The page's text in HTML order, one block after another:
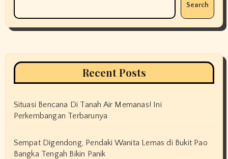
Search
Recent Posts
Situasi Bencana Di Tanah Air Memanas! Ini
Perkembangan Terbarunya
Sempat Digendong, Pendaki Wanita Lemas di Bukit Pao
Bangka Tengah Bikin Panik